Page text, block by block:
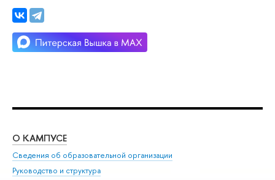
О КАМПУСЕ
Сведения об образовательной организации
Руководство и структура